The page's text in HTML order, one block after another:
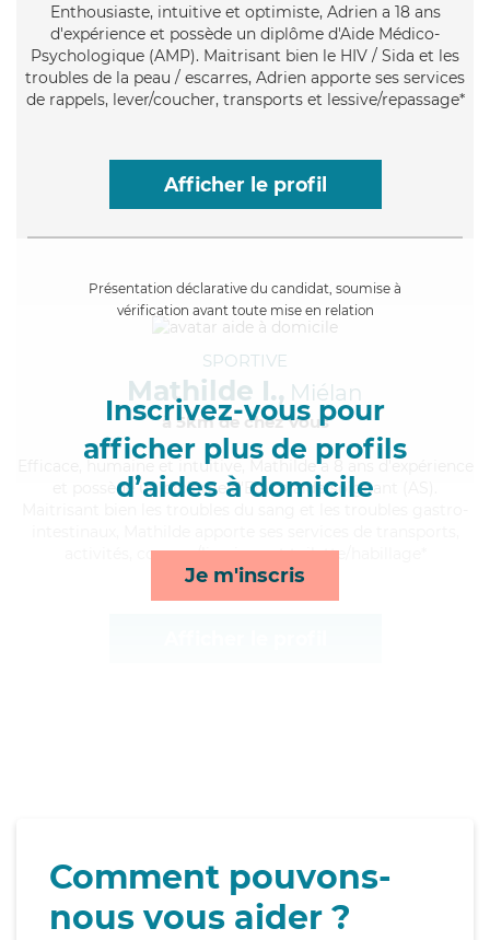
Enthousiaste, intuitive et optimiste, Adrien a 18 ans
d'expérience et possède un diplôme d'Aide Médico-
Psychologique (AMP). Maitrisant bien le HIV / Sida et les
troubles de la peau / escarres, Adrien apporte ses services
de rappels, lever/coucher, transports et lessive/repassage*
Afficher le profil
Présentation déclarative du candidat, soumise à
vérification avant toute mise en relation
Inscrivez-vous pour
afficher plus de profils
d’aides à domicile
Je m'inscris
SPORTIVE
Mathilde I., Miélan
à 5km de chez Vous
, humaine et intuitive, Mathilde a 8 ans d'expérience
et possède un diplôme d'Etat d'aide-soignant (AS).
activités, courses/livraison et toilette/habillage*
Comment pouvons-
nous vous aider ?